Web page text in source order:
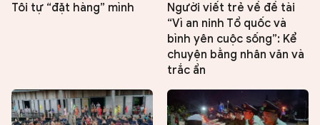
Tôi tự “đặt hàng” mình
Người viết trẻ về đề tài
“Vì an ninh Tổ quốc và
bình yên cuộc sống”: Kể
chuyện bằng nhân văn và
trắc ẩn